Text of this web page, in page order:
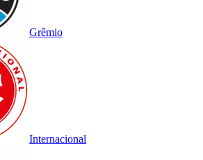
Grêmio
Internacional